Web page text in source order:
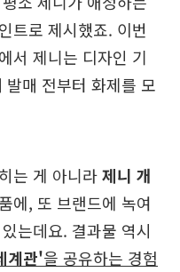
트로 제시했죠. 이번
서 제니는 디자인 기
매 전부터 화제를 모
는 게 아니라제니 개
에, 또 브랜드에 녹여
는데요. 결과물 역시
계관'을 공유하는 경험